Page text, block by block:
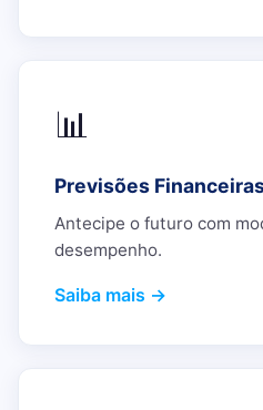
📊
Previsões
Antecipe o futuro com
desempenho.
Saiba mais →